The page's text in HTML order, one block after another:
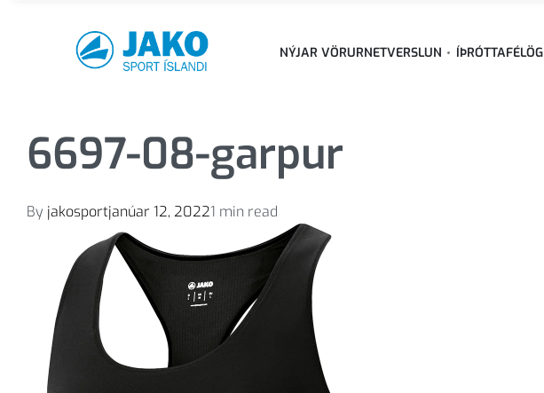
NÝJAR VÖRURNETVERSLUN ÍÞRÓTTAFÉLÖG
6697-08-garpur
By jakosportjanúar 12, 20221 min read